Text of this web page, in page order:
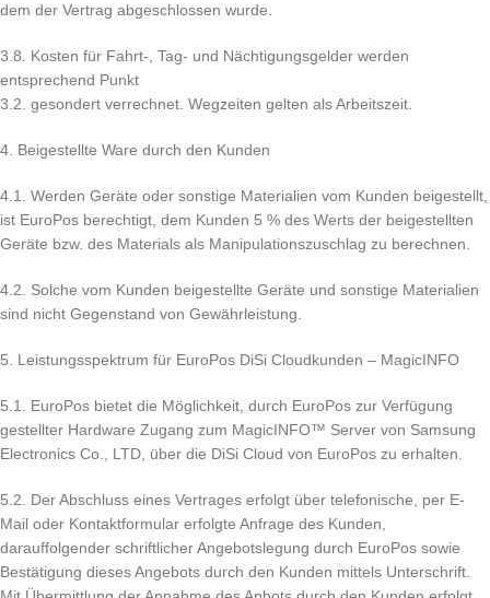
dem der Vertrag abgeschlossen wurde.
3.8. Kosten für Fahrt-, Tag- und Nächtigungsgelder werden
entsprechend Punkt
3.2. gesondert verrechnet. Wegzeiten gelten als Arbeitszeit.
4. Beigestellte Ware durch den Kunden
4.1. Werden Geräte oder sonstige Materialien vom Kunden beigestellt,
ist EuroPos berechtigt, dem Kunden 5 % des Werts der beigestellten
Geräte bzw. des Materials als Manipulationszuschlag zu berechnen.
4.2. Solche vom Kunden beigestellte Geräte und sonstige Materialien
sind nicht Gegenstand von Gewährleistung.
5. Leistungsspektrum für EuroPos DiSi Cloudkunden – MagicINFO
5.1. EuroPos bietet die Möglichkeit, durch EuroPos zur Verfügung
gestellter Hardware Zugang zum MagicINFO™ Server von Samsung
Electronics Co., LTD, über die DiSi Cloud von EuroPos zu erhalten.
5.2. Der Abschluss eines Vertrages erfolgt über telefonische, per E-
Mail oder Kontaktformular erfolgte Anfrage des Kunden,
darauffolgender schriftlicher Angebotslegung durch EuroPos sowie
Bestätigung dieses Angebots durch den Kunden mittels Unterschrift.